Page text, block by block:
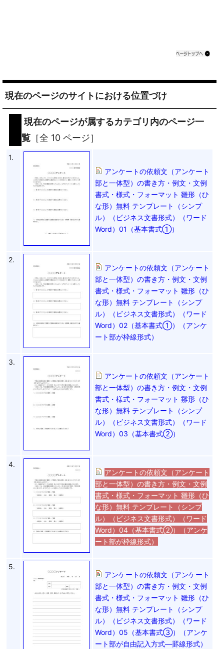
現在のページのサイトにおける位置づけ
現在のページが属するカテゴリ内のページ一
覧 ［全 10 ページ］
1.
アンケートの依頼文（アンケート
部と一体型）の書き方・例文・文例
書式・様式・フォーマット 雛形（ひ
な形）無料 テンプレート（シンプ
ル）（ビジネス文書形式）（ワード
Word）01（基本書式①）
2.
アンケートの依頼文（アンケート
部と一体型）の書き方・例文・文例
書式・様式・フォーマット 雛形（ひ
な形）無料 テンプレート（シンプ
ル）（ビジネス文書形式）（ワード
Word）02（基本書式①）（アンケ
ート部が枠線形式）
3.
アンケートの依頼文（アンケート
部と一体型）の書き方・例文・文例
書式・様式・フォーマット 雛形（ひ
な形）無料 テンプレート（シンプ
ル）（ビジネス文書形式）（ワード
Word）03（基本書式②）
4.
アンケートの依頼文（アンケート
部と一体型）の書き方・例文・文例
書式・様式・フォーマット 雛形（ひ
な形）無料 テンプレート（シンプ
ル）（ビジネス文書形式）（ワード
Word）04（基本書式②）（アンケ
ート部が枠線形式）
5.
アンケートの依頼文（アンケート
部と一体型）の書き方・例文・文例
書式・様式・フォーマット 雛形（ひ
な形）無料 テンプレート（シンプ
ル）（ビジネス文書形式）（ワード
Word）05（基本書式③）（アンケ
ート部が自由記入方式―罫線形式）